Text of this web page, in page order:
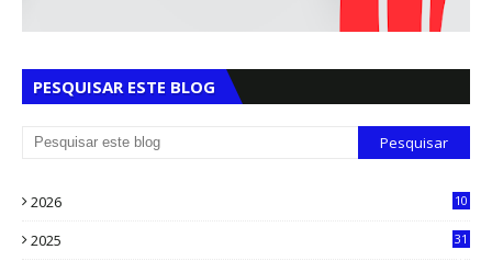
PESQUISAR ESTE BLOG
2026
10
2025
31